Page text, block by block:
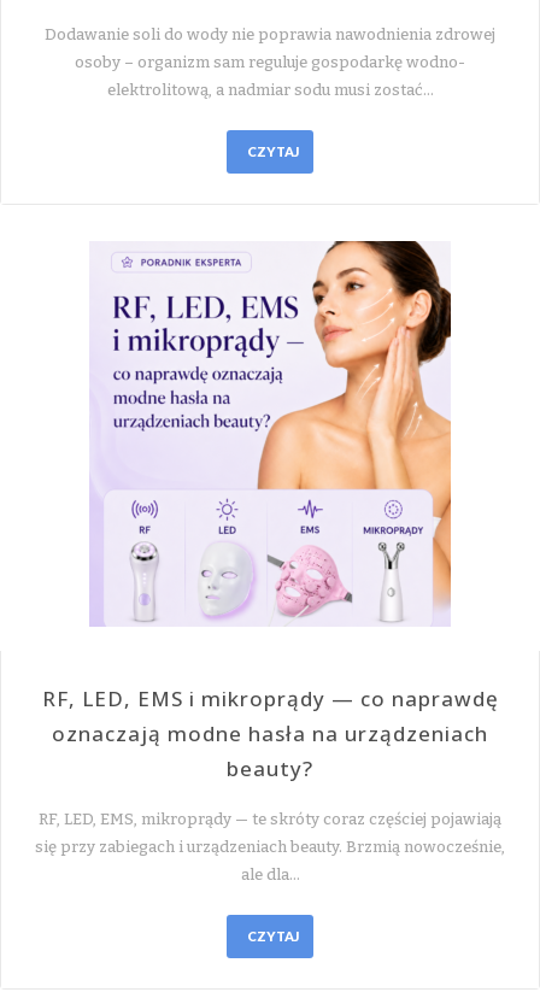
Dodawanie soli do wody nie poprawia nawodnienia zdrowej
osoby – organizm sam reguluje gospodarkę wodno-
elektrolitową, a nadmiar sodu musi zostać…
CZYTAJ
RF, LED, EMS i mikroprądy — co naprawdę
oznaczają modne hasła na urządzeniach
beauty?
RF, LED, EMS, mikroprądy — te skróty coraz częściej pojawiają
się przy zabiegach i urządzeniach beauty. Brzmią nowocześnie,
ale dla…
CZYTAJ